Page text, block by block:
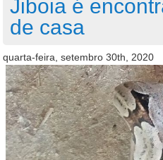
Jiboia é
de casa
quarta-feira, setembro 30th, 2020